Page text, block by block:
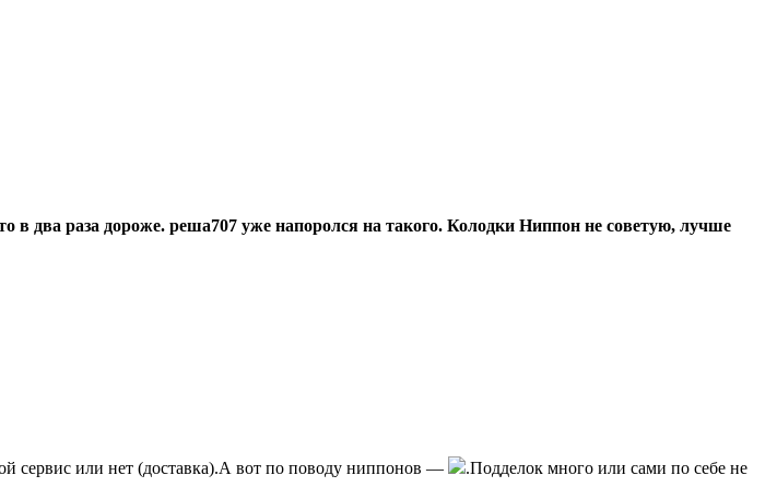
в два раза дороже. реша707 уже напоролся на такого. Колодки Ниппон не советую, лучше
сервис или нет (доставка).А вот по поводу ниппонов —
.Подделок много или сами по себе не